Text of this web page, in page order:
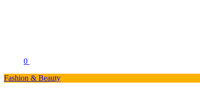
0
Fashion & Beauty